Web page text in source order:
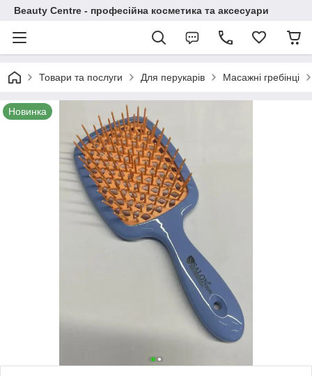
Beauty Centre - професійна косметика та аксесуари
Товари та послуги Для перукарів Масажні гребінці
Новинка